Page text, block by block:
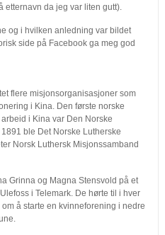
etternavn da jeg var liten gutt).
og i hvilken anledning var bildet
side på Facebook ga meg god
flere misjonsorganisasjoner som
i Kina. Den første norske
i Kina var Den Norske
ble Det Norske Lutherske
Norsk Luthersk Misjonssamband
Grinna og Magna Stensvold på et
i Telemark. De hørte til i hver
å starte en kvinneforening i nedre